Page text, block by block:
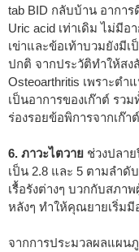
tab BID กลับบ้าน อากา
Uric acid เท่าเดิม ไม่มีอ
เข่าและข้อเท้าบวมยังมี
ปกติ จากประวัติทำให้สง
Osteoarthritis เพราะต
เป็นอาการของเก๊าต์ รว
ร่องรอยข้อพิการจากเก๊า
6. ภาวะไตวาย ช่วงปลา
เป็น 2.8 และ 5 ตามลำ
เรื้อรังต่างๆ บวกกับสภา
หลังๆ ทำให้คุณยายเริ่ม
จากการประมวลผลแผนภู